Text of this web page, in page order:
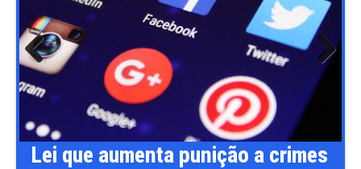
Lei que aumenta punição a crimes
Previ
ous
Next